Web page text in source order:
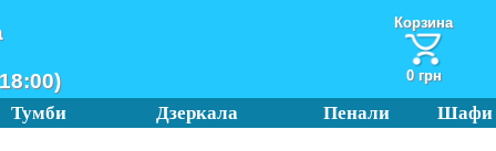
Корзина
0 грн
Тумби Дзеркала Пенали Шафи